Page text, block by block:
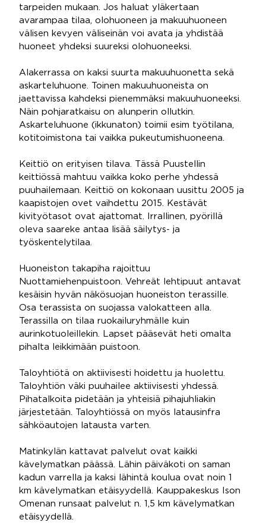
tarpeiden mukaan. Jos haluat yläkertaan
avarampaa tilaa, olohuoneen ja makuuhuoneen
välisen kevyen väliseinän voi avata ja yhdistää
huoneet yhdeksi suureksi olohuoneeksi.
Alakerrassa on kaksi suurta makuuhuonetta sekä
askarteluhuone. Toinen makuuhuoneista on
jaettavissa kahdeksi pienemmäksi makuuhuoneeksi.
Näin pohjaratkaisu on alunperin ollutkin.
Askarteluhuone (ikkunaton) toimii esim työtilana,
kotitoimistona tai vaikka pukeutumishuoneena.
Keittiö on erityisen tilava. Tässä Puustellin
keittiössä mahtuu vaikka koko perhe yhdessä
puuhailemaan. Keittiö on kokonaan uusittu 2005 ja
kaapistojen ovet vaihdettu 2015. Kestävät
kivityötasot ovat ajattomat. Irrallinen, pyörillä
oleva saareke antaa lisää säilytys- ja
työskentelytilaa.
Huoneiston takapiha rajoittuu
Nuottamiehenpuistoon. Vehreät lehtipuut antavat
kesäisin hyvän näkösuojan huoneiston terassille.
Osa terassista on suojassa valokatteen alla.
Terassilla on tilaa ruokailuryhmälle kuin
aurinkotuoleillekin. Lapset pääsevät heti omalta
pihalta leikkimään puistoon.
Taloyhtiötä on aktiivisesti hoidettu ja huolettu.
Taloyhtiön väki puuhailee aktiivisesti yhdessä.
Pihatalkoita pidetään ja yhteisiä pihajuhliakin
järjestetään. Taloyhtiössä on myös latausinfra
sähköautojen latausta varten.
Matinkylän kattavat palvelut ovat kaikki
kävelymatkan päässä. Lähin päiväkoti on saman
kadun varrella ja kaksi lähintä koulua ovat noin 1
km kävelymatkan etäisyydellä. Kauppakeskus Ison
Omenan runsaat palvelut n. 1,5 km kävelymatkan
etäisyydellä.